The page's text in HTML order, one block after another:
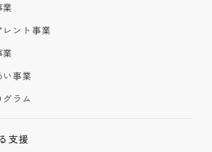
レント事業
事業
ラム
支援